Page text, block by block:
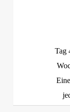
Tag